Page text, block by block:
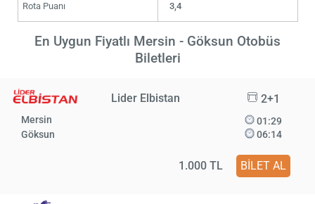
Rota Puanı 3,4
En Uygun Fiyatlı Mersin - Göksun Otobüs
Biletleri
Lider Elbistan 2+1
Mersin
Göksun
01:29
06:14
1.000 TL BİLET AL